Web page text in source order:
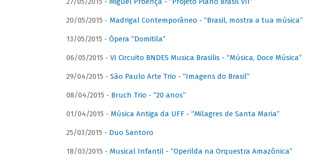
20/05/2015 - Madrigal Contemporâneo - “Brasil, mostra a tua música”
13/05/2015 - Ópera “Domitila”
06/05/2015 - VI Circuito BNDES Musica Brasilis - “Música, Doce Música”
29/04/2015 - São Paulo Arte Trio - “Imagens do Brasil”
08/04/2015 - Bruch Trio - “20 anos”
01/04/2015 - Música Antiga da UFF - “Milagres de Santa Maria”
25/03/2015 - Duo Santoro
18/03/2015 - Musical Infantil - “Operilda na Orquestra Amazônica”